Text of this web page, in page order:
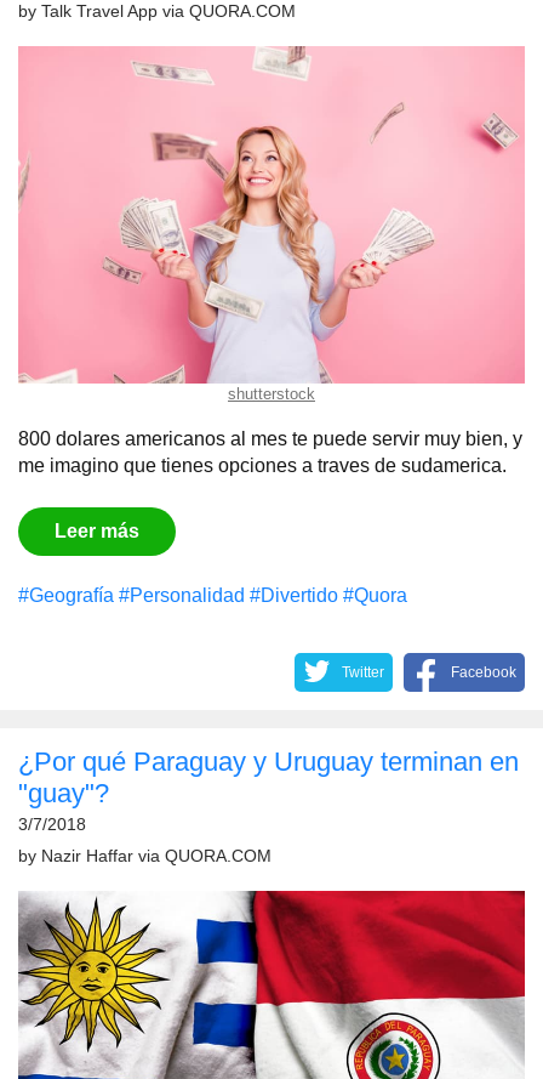
by Talk Travel App via QUORA.COM
shutterstock
800 dolares americanos al mes te puede servir muy bien, y
me imagino que tienes opciones a traves de sudamerica.
Leer más
#Geografía #Personalidad #Divertido #Quora
Twitter Facebook
¿Por qué Paraguay y Uruguay terminan en
"guay"?
3/7/2018
by Nazir Haffar via QUORA.COM